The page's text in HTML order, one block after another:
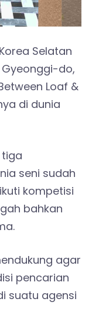
Selatan
Gyeonggi-do,
Loaf &
di dunia
seni sudah
kompetisi
bahkan
agar
pencarian
suatu agensi